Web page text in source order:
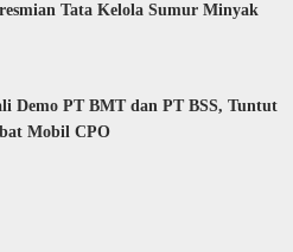
Tata Kelola Sumur Minyak
Demo PT BMT dan PT BSS, Tuntut
Mobil CPO